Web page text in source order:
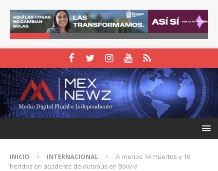
INICIO INTERNACIONAL
Al menos 14 muertos y 18
heridos en accidente de autobús en Bolivia